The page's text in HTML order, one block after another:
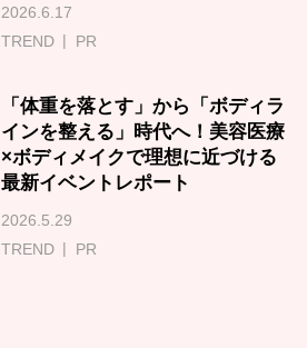
2026.6.17
TREND
PR
「体重を落とす」から「ボディラ
インを整える」時代へ！美容医療
×ボディメイクで理想に近づける
最新イベントレポート
2026.5.29
TREND
PR